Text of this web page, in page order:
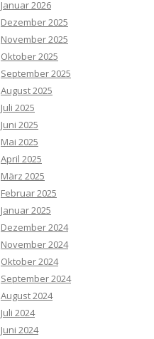
Januar 2026
Dezember 2025
November 2025
Oktober 2025
September 2025
August 2025
Juli 2025
Juni 2025
Mai 2025
April 2025
März 2025
Februar 2025
Januar 2025
Dezember 2024
November 2024
Oktober 2024
September 2024
August 2024
Juli 2024
Juni 2024